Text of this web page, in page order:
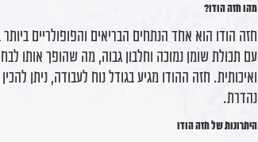
מהו חזה הודו?
חזה הודו הוא אחד הנתחים הבריאים והפופולריים
עם תכולת שומן נמוכה וחלבון גבוה, מה שהופך אותו
ואיכותית. חזה ההודו מגיע בגודל נוח לעבודה, ניתן
נהדרת.
היתרונות של חזה הודו